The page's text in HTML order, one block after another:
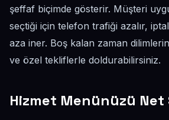
şeffaf biçimde gösterir. Müşteri
seçtiği için telefon trafiği azalır, iptal
aza iner. Boş kalan zaman
ve özel tekliflerle doldurabilirsiniz.
Hizmet Menünüzü Net